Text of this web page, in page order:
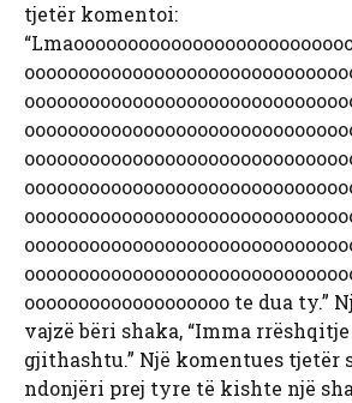
tjetër komentoi:
ooooooooooooooooooo te dua ty.”
vajzë bëri shaka, “Imma
gjithashtu.” Një komentues tjetër
ndonjëri prej tyre të kishte një